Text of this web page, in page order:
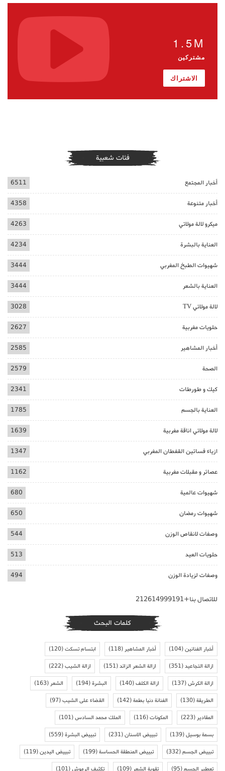
1.5M
مشتركين
الاشتراك
فئات شعبية
أخبار المجتمع 6511
أخبار متنوعة 4358
ميكرو لالة مولاتي 4263
العناية بالبشرة 4234
شهيوات الطبخ المغربي 3444
العناية بالشعر 3444
لالة مولاتي TV 3028
حلويات مغربية 2627
أخبار المشاهير 2585
الصحة 2579
كيك و طورطات 2341
العناية بالجسم 1785
لالة مولاتي اناقة مغربية 1639
ازياء فساتين القفطان المغربي 1347
عصائر و مقبلات مغربية 1162
شهيوات عالمية 680
شهيوات رمضان 650
وصفات لانقاص الوزن 544
حلويات العيد 513
وصفات لزيادة الوزن 494
للاتصال بنا+212614999191
كلمات البحث
أخبار الفنانين(104) أخبار المشاهير(118) ابتسام تسكت(120)
ازالة التجاعيد(351) ازالة الشعر الزائد(151) ازالة الشيب(222)
ازالة الكرش(137) ازالة الكلف(140) البشرة(194) الشعر(163)
الطريقة(130) الفنانة دنيا بطمة(142) القضاء على الشيب(97)
المقادير(223) المكونات(116) الملك محمد السادس(101)
بسمة بوسيل(139) تبييض الاسنان(231) تبييض البشرة(559)
تبييض الجسم(332) تبييض المنطقة الحساسة(199) تبييض اليدين(119)
تعطير الجسم(95) تقوية الشعر(109) تكثيف الرموش(101)